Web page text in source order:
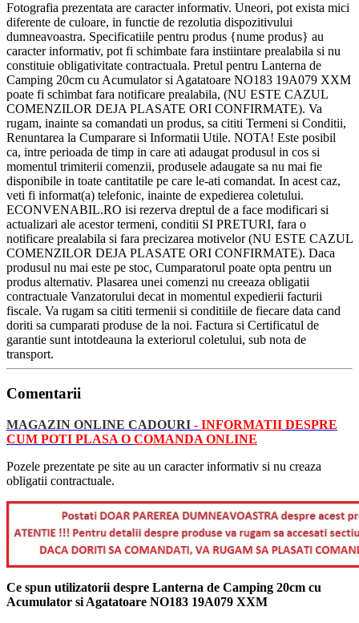
Fotografia prezentata are caracter informativ. Uneori, pot exista mici
diferente de culoare, in functie de rezolutia dispozitivului
dumneavoastra. Specificatiile pentru produs {nume produs} au
caracter informativ, pot fi schimbate fara instiintare prealabila si nu
constituie obligativitate contractuala. Pretul pentru Lanterna de
Camping 20cm cu Acumulator si Agatatoare NO183 19A079 XXM
poate fi schimbat fara notificare prealabila, (NU ESTE CAZUL
COMENZILOR DEJA PLASATE ORI CONFIRMATE). Va
rugam, inainte sa comandati un produs, sa cititi Termeni si Conditii,
Renuntarea la Cumparare si Informatii Utile. NOTA! Este posibil
ca, intre perioada de timp in care ati adaugat produsul in cos si
momentul trimiterii comenzii, produsele adaugate sa nu mai fie
disponibile in toate cantitatile pe care le-ati comandat. In acest caz,
veti fi informat(a) telefonic, inainte de expedierea coletului.
ECONVENABIL.RO isi rezerva dreptul de a face modificari si
actualizari ale acestor termeni, conditii SI PRETURI, fara o
notificare prealabila si fara precizarea motivelor (NU ESTE CAZUL
COMENZILOR DEJA PLASATE ORI CONFIRMATE). Daca
produsul nu mai este pe stoc, Cumparatorul poate opta pentru un
produs alternativ. Plasarea unei comenzi nu creeaza obligatii
contractuale Vanzatorului decat in momentul expedierii facturii
fiscale. Va rugam sa cititi termenii si conditiile de fiecare data cand
doriti sa cumparati produse de la noi. Factura si Certificatul de
garantie sunt intotdeauna la exteriorul coletului, sub nota de
transport.
Comentarii
MAGAZIN ONLINE CADOURI - INFORMATII DESPRE
CUM POTI PLASA O COMANDA ONLINE
Pozele prezentate pe site au un caracter informativ si nu creaza
obligatii contractuale.
Ce spun utilizatorii despre Lanterna de Camping 20cm cu
Acumulator si Agatatoare NO183 19A079 XXM